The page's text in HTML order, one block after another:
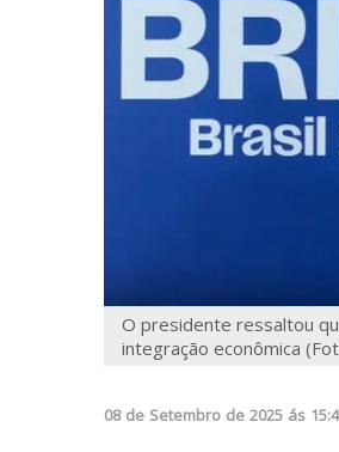
O presidente ressaltou
integração econômica
08 de Setembro de 2025 ás